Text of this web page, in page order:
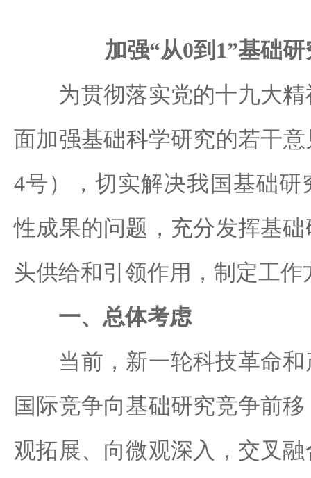
加强“从0到1”基础
为贯彻落实党的十九大精
面加强基础科学研究的若干
4号），切实解决我国基础研
性成果的问题，充分发挥基
头供给和引领作用，制定工作
一、总体考虑
当前，新一轮科技革命和
国际竞争向基础研究竞争前
观拓展、向微观深入，交叉